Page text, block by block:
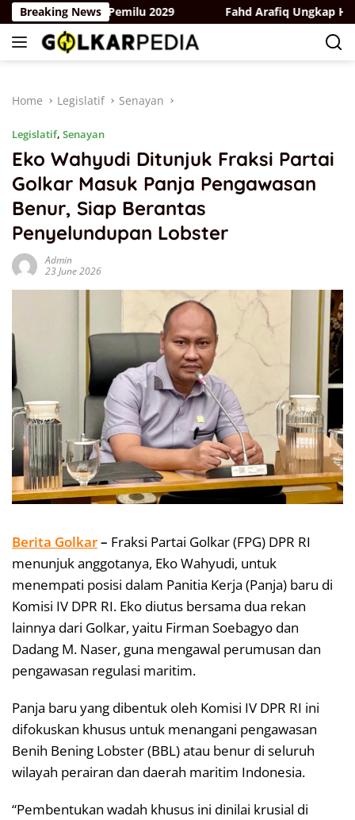
Skip
to
content
Breaking News
Hadapi Pemilu 2029 Fahd Arafiq Ungkap Hasil
Home Legislatif Senayan
Legislatif, Senayan
Eko Wahyudi Ditunjuk Fraksi Partai
Golkar Masuk Panja Pengawasan
Benur, Siap Berantas
Penyelundupan Lobster
Admin
23 June 2026
Berita Golkar– Fraksi Partai Golkar (FPG) DPR RI
menunjuk anggotanya, Eko Wahyudi, untuk
menempati posisi dalam Panitia Kerja (Panja) baru di
Komisi IV DPR RI. Eko diutus bersama dua rekan
lainnya dari Golkar, yaitu Firman Soebagyo dan
Dadang M. Naser, guna mengawal perumusan dan
pengawasan regulasi maritim.
Panja baru yang dibentuk oleh Komisi IV DPR RI ini
difokuskan khusus untuk menangani pengawasan
Benih Bening Lobster (BBL) atau benur di seluruh
wilayah perairan dan daerah maritim Indonesia.
“Pembentukan wadah khusus ini dinilai krusial di